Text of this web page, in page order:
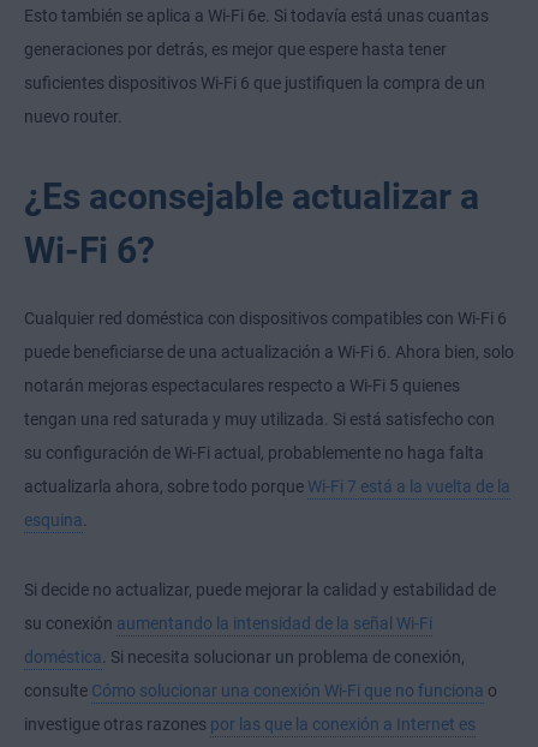
Esto también se aplica a Wi-Fi 6e. Si todavía está unas cuantas
generaciones por detrás, es mejor que espere hasta tener
suficientes dispositivos Wi-Fi 6 que justifiquen la compra de un
nuevo router.
¿Es aconsejable actualizar a
Wi-Fi 6?
Cualquier red doméstica con dispositivos compatibles con Wi-Fi 6
puede beneficiarse de una actualización a Wi-Fi 6. Ahora bien, solo
notarán mejoras espectaculares respecto a Wi-Fi 5 quienes
tengan una red saturada y muy utilizada. Si está satisfecho con
su configuración de Wi-Fi actual, probablemente no haga falta
actualizarla ahora, sobre todo porque Wi-Fi 7 está a la vuelta de la
esquina.
Si decide no actualizar, puede mejorar la calidad y estabilidad de
su conexión aumentando la intensidad de la señal Wi-Fi
doméstica. Si necesita solucionar un problema de conexión,
consulte Cómo solucionar una conexión Wi-Fi que no funciona o
investigue otras razones por las que la conexión a Internet es